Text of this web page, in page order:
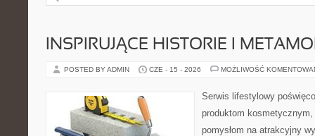
INSPIRUJĄCE HISTORIE I
POSTED BY ADMIN CZE - 15 - 2026 MOŻLIWOŚĆ
Serwis lifestylowy
produktom
pomysłom na atrakcyjny